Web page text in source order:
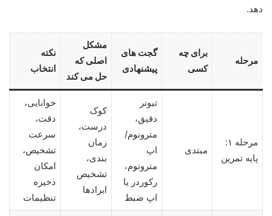
دهد.
مرحله
برای چه
کسی
گجت های
پیشنهادی
مشکل
اصلی که
حل می کند
نکته
انتخاب
مرحله ۱:
پایه تمرین
مبتدی
تیونر
دقیق،
مترونوم/
اپ
مترونوم،
رکوردر یا
اپ ضبط
کوک
درست،
زمان
بندی،
تشخیص
ایرادها
خوانایی،
دقت،
سرعت
تشخیص،
امکان
ذخیره
تنظیمات